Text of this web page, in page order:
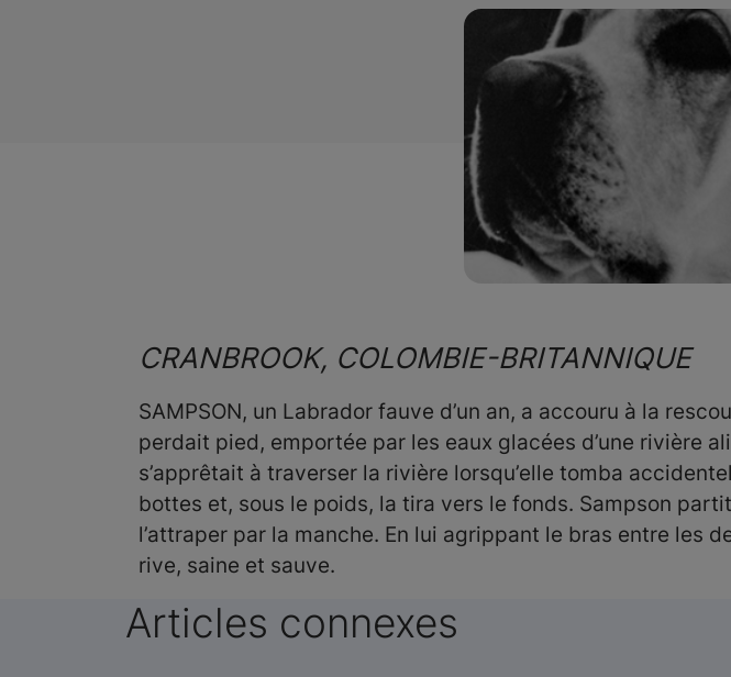
CRANBROOK, COLOMBIE-BRITANNIQUE
SAMPSON, un Labrador fauve d’un an, a accouru à la
perdait pied, emportée par les eaux glacées d’une rivière
s’apprêtait à traverser la rivière lorsqu’elle tomba
bottes et, sous le poids, la tira vers le fonds. Sampson
l’attraper par la manche. En lui agrippant le bras entre les
rive, saine et sauve.
Articles connexes